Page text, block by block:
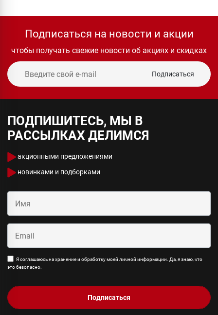
Подписаться на новости и акции
чтобы получать свежие новости об акциях и скидках
Подписаться
ПОДПИШИТЕСЬ, МЫ В
РАССЫЛКАХ ДЕЛИМСЯ
акционными предложениями
новинками и подборками
Я соглашаюсь на хранение и обработку моей личной информации. Да, я знаю, что
это безопасно.
Подписаться